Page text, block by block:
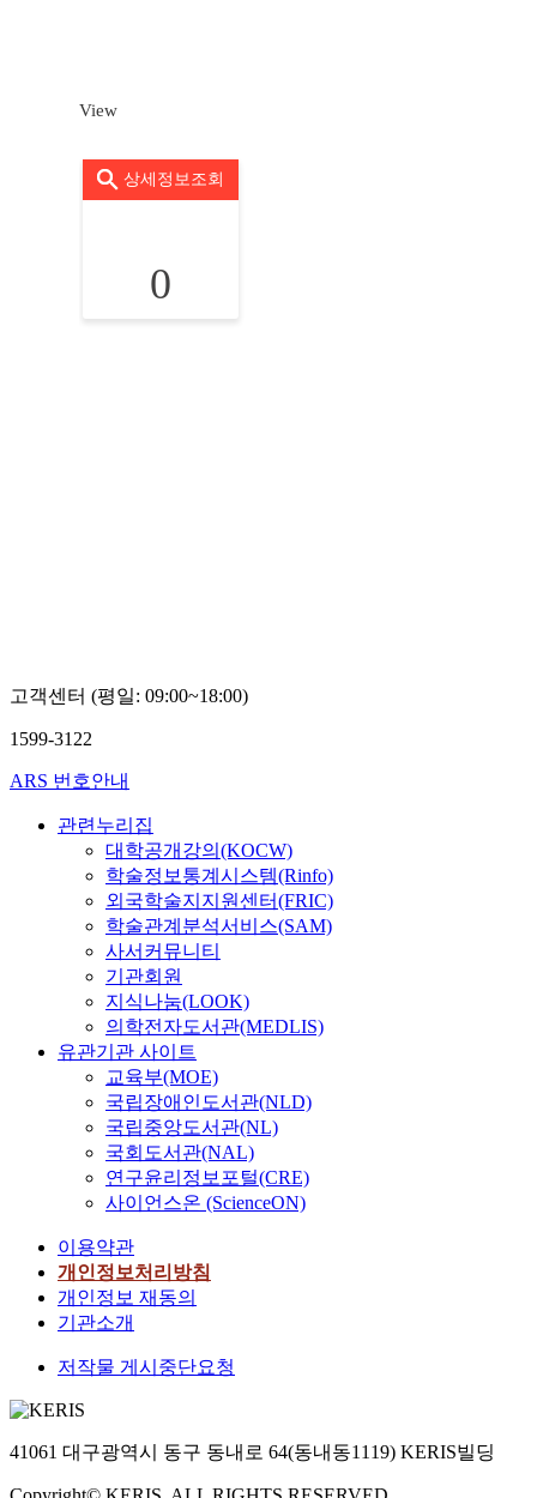
View
상세정보조회
0
고객센터 (평일: 09:00~18:00)
1599-3122
ARS 번호안내
관련누리집
대학공개강의(KOCW)
학술정보통계시스템(Rinfo)
외국학술지지원센터(FRIC)
학술관계분석서비스(SAM)
사서커뮤니티
기관회원
지식나눔(LOOK)
의학전자도서관(MEDLIS)
유관기관 사이트
교육부(MOE)
국립장애인도서관(NLD)
국립중앙도서관(NL)
국회도서관(NAL)
연구윤리정보포털(CRE)
사이언스온 (ScienceON)
이용약관
개인정보처리방침
개인정보 재동의
기관소개
저작물 게시중단요청
41061 대구광역시 동구 동내로 64(동내동1119) KERIS빌딩